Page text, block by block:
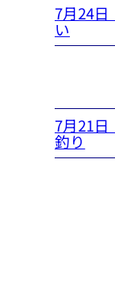
7月24
い
7月21
釣り